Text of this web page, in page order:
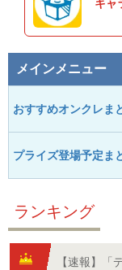
キャ
メインメニュー
おすすめオンクレま
プライズ登場予定ま
ランキング
【速報】「